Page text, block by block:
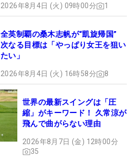
2026年8月4日 (火) 09時00分 1
全英制覇の桑木志帆が“凱旋帰国”
次なる目標は「やっぱり女王を狙い
たい」
2026年8月4日 (火) 16時58分 8
世界の最新スイングは「圧
縮」がキーワード！ 久常涼が
飛んで曲がらない理由
2026年8月7日 (金) 12時00分
35